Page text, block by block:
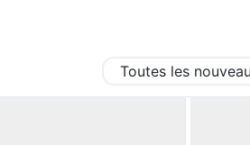
Toutes les